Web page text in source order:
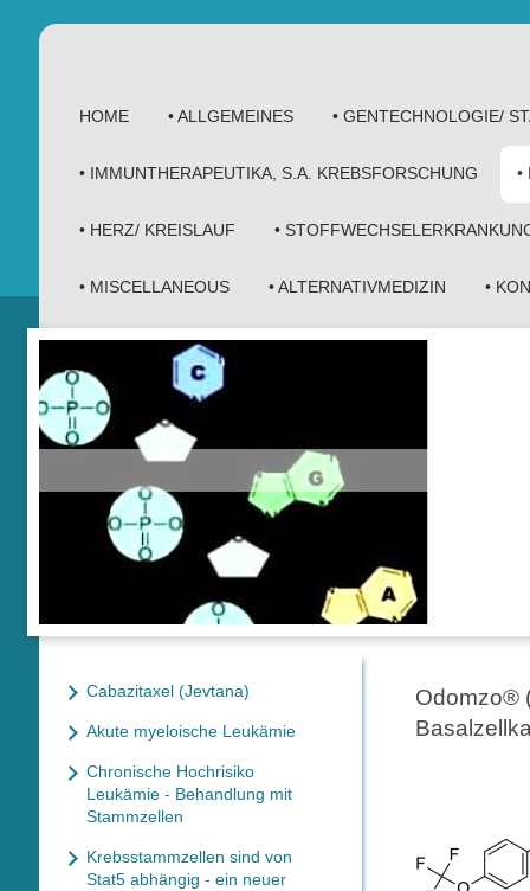
HOME • ALLGEMEINES • GENTECHNOLOGIE/
• IMMUNTHERAPEUTIKA, S.A. KREBSFORSCHUNG •
• HERZ/ KREISLAUF •
• MISCELLANEOUS • ALTERNATIVMEDIZIN •
Odomzo®
Cabazitaxel (Jevtana)
Akute myeloische Leukämie
Chronische Hochrisiko
Leukämie - Behandlung mit
Stammzellen
Krebsstammzellen sind von
Stat5 abhängig - ein neuer